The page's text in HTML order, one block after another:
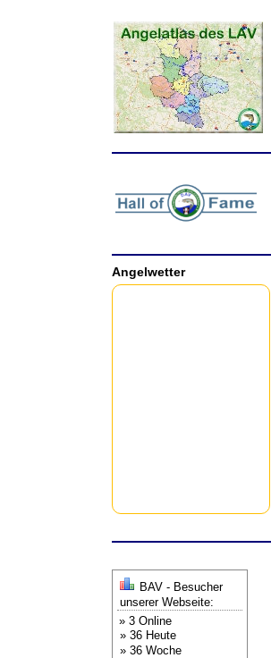
Angelwetter
BAV - Besucher
unserer Webseite:
» 3 Online
» 36 Heute
» 36 Woche